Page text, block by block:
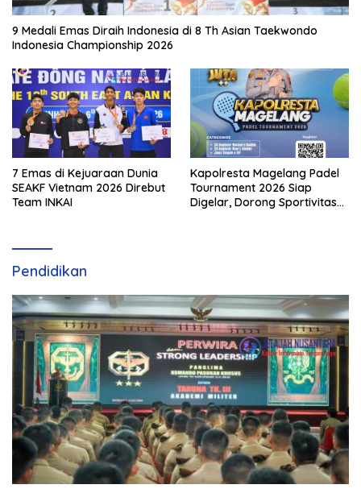
9 Medali Emas Diraih Indonesia di 8 Th Asian Taekwondo
Indonesia Championship 2026
7 Emas di Kejuaraan Dunia
SEAKF Vietnam 2026 Direbut
Team INKAI
Kapolresta Magelang Padel
Tournament 2026 Siap
Digelar, Dorong Sportivitas
Pendidikan